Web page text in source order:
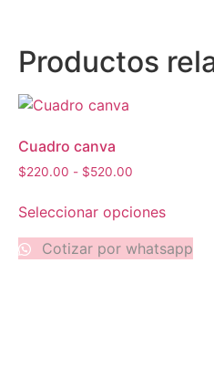
Productos
Cuadro canva
$220.00 - $520.00
Seleccionar opciones
Cotizar por whatsapp